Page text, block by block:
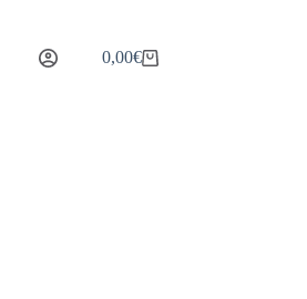
Carrello
0,00€